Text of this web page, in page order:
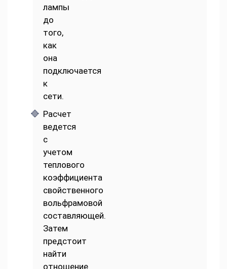
лампы
до
того,
как
она
подключается
к
сети.
Расчет
ведется
с
учетом
теплового
коэффициента
свойственного
вольфрамовой
составляющей.
Затем
предстоит
найти
отношение